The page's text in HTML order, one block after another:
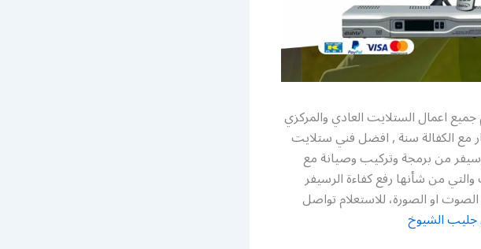
اعمال الستلايت العادي والمركزي
مع الكفالة سنة , افضل فني ستلايت
من برمجة وتركيب وصيانة مع
والتي من شأنها رفع كفاءة الرسيفر
او الصورة، للاستعلام تواصل
الشيوخ